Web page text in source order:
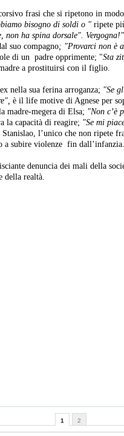
frasi che si ripetono in
bisogno di soldi o " ripete
non ha spina dorsale". Vergogna!"
suo compagno; "Provarci non è
di un padre opprimente; "Sta
a prostituirsi con il figlio.
nella sua ferina arroganza; "Se
è il life motive di Agnese per
madre-megera di Elsa; "Non c’è
la capacità di reagire; "Se mi
l’unico che non ripete
a subire violenze fin dall’infanzia.
denuncia dei mali della
della realtà.
1 2